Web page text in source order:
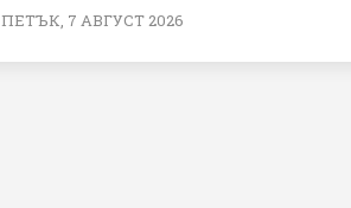
ПЕТЪК, 7 АВГУСТ 2026